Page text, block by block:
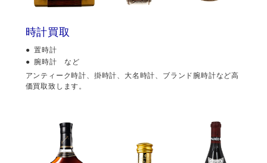
時計買取
置時計
腕時計 など
アンティーク時計、掛時計、大名時計、ブランド腕時計など高
価買取致します。